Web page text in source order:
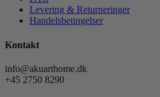
Levering & Returneringer
Handelsbetingelser
Kontakt
info@akuarthome.dk
+45 2750 8290